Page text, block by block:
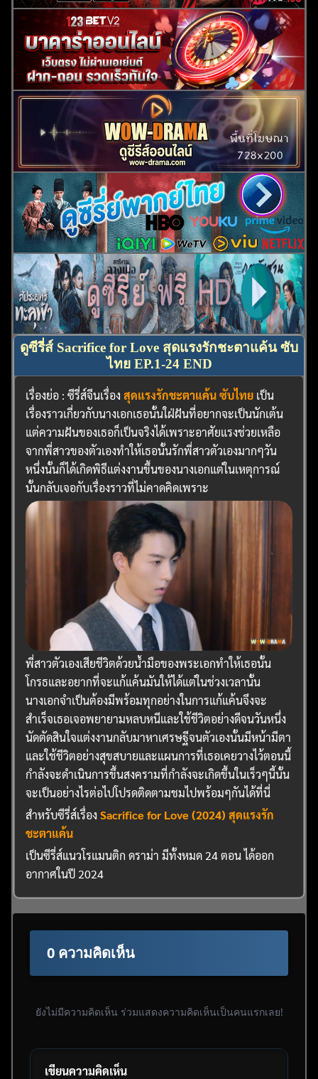
ค้นหา
สำหรับ:
ดูซีรี่ส์ Sacrifice for Love สุดแรงรักชะตาแค้น ซับ
ไทย EP.1-24 END
เรื่องย่อ : ซีรี่ส์จีนเรื่องสุดแรงรักชะตาแค้น ซับไทย เป็น
เรื่องราวเกี่ยวกับนางเอกเธอนั้นใฝ่ฝันที่อยากจะเป็นนักเต้น
แต่ความฝันของเธอก็เป็นจริงได้เพราะอาศัยแรงช่วยเหลือ
จากพี่สาวของตัวเองทำให้เธอนั้นรักพี่สาวตัวเองมากๆวัน
หนึ่งนั้นก็ได้เกิดพิธีแต่งงานขึ้นของนางเอกแต่ในเหตุการณ์
นั้นกลับเจอกับเรื่องราวที่ไม่คาดคิดเพราะ
พี่สาวตัวเองเสียชีวิตด้วยน้ำมือของพระเอกทำให้เธอนั้น
โกรธและอยากที่จะแก้แค้นมันให้ได้แต่ในช่วงเวลานั้น
นางเอกจำเป็นต้องมีพร้อมทุกอย่างในการแก้แค้นจึงจะ
สำเร็จเธอเจอพยายามหลบหนีและใช้ชีวิตอย่างดีจนวันหนึ่ง
นัดตัดสินใจแต่งงานกลับมาหาเศรษฐีจนตัวเองนั้นมีหน้ามีตา
และใช้ชีวิตอย่างสุขสบายและแผนการที่เธอเคยวางไว้ตอนนี้
กำลังจะดำเนินการขึ้นสงครามที่กำลังจะเกิดขึ้นในเร็วๆนี้นั้น
จะเป็นอย่างไรต่อไปโปรดติดตามชมไปพร้อมๆกันได้ที่นี่
สำหรับซีรี่ส์เรื่องSacrifice for Love (2024) สุดแรงรัก
ชะตาแค้น
เป็นซีรี่ส์แนวโรแมนติก ดราม่า มีทั้งหมด 24 ตอน ได้ออก
อากาศในปี 2024
0 ความคิดเห็น
ยังไม่มีความคิดเห็น ร่วมแสดงความคิดเห็นเป็นคนแรกเลย!
เขียนความคิดเห็น